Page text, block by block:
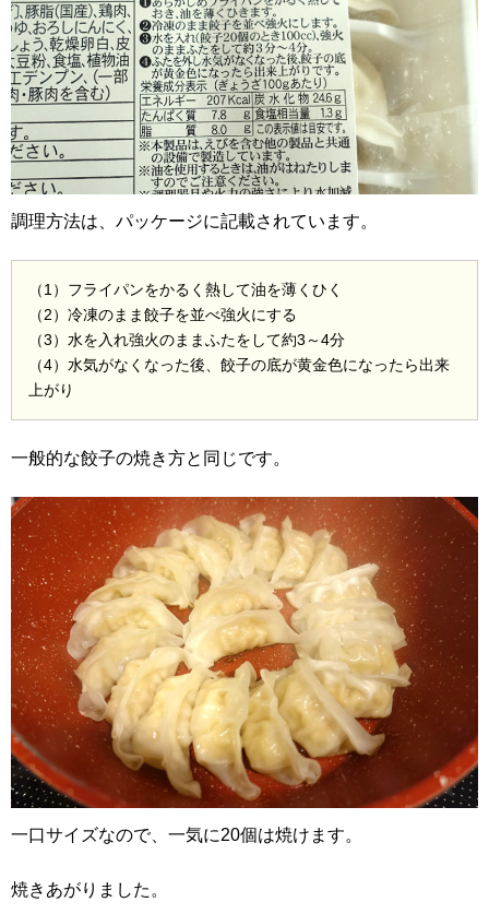
調理方法は、パッケージに記載されています。
（1）フライパンをかるく熱して油を薄くひく
（2）冷凍のまま餃子を並べ強火にする
（3）水を入れ強火のままふたをして約3～4分
（4）水気がなくなった後、餃子の底が黄金色になったら出来
上がり
一般的な餃子の焼き方と同じです。
一口サイズなので、一気に20個は焼けます。
焼きあがりました。